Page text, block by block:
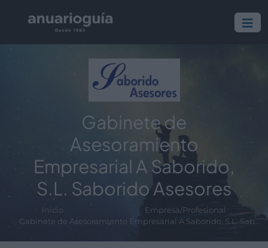
Gabinete de
Asesoramiento
Empresarial A Saborido,
S.L. Saborido Asesores
Inicio
Empresa/Profesional
Gabinete de Asesoramiento Empresarial A Saborido, S.L. Saborido Asesores